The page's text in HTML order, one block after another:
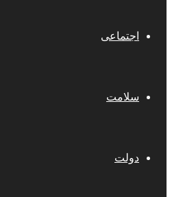
اجتماعی
سلامت
دولت